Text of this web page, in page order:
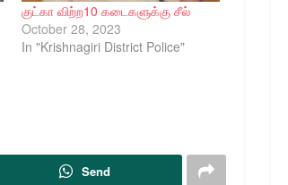
குட்கா விற்ற10 கடைகளுக்கு சீல்
October 28, 2023
In "Krishnagiri District Police"
Send